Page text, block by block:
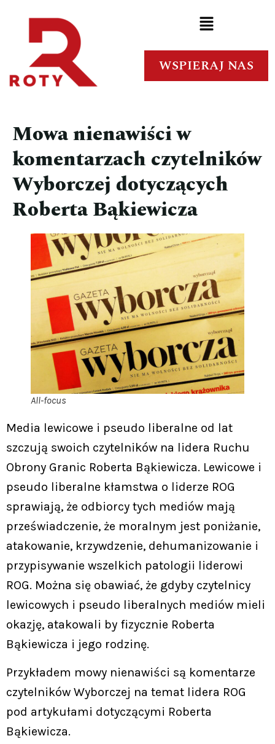
WSPIERAJ NAS
Mowa nienawiści w
komentarzach czytelników
Wyborczej dotyczących
Roberta Bąkiewicza
All-focus
Media lewicowe i pseudo liberalne od lat
szczują swoich czytelników na lidera Ruchu
Obrony Granic Roberta Bąkiewicza. Lewicowe i
pseudo liberalne kłamstwa o liderze ROG
sprawiają, że odbiorcy tych mediów mają
przeświadczenie, że moralnym jest poniżanie,
atakowanie, krzywdzenie, dehumanizowanie i
przypisywanie wszelkich patologii liderowi
ROG. Można się obawiać, że gdyby czytelnicy
lewicowych i pseudo liberalnych mediów mieli
okazję, atakowali by fizycznie Roberta
Bąkiewicza i jego rodzinę.
Przykładem mowy nienawiści są komentarze
czytelników Wyborczej na temat lidera ROG
pod artykułami dotyczącymi Roberta
Bąkiewicza.